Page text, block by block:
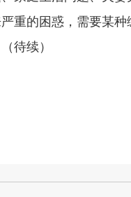
重的困惑，需要某种
待续）